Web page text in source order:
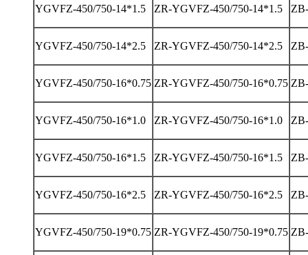
YGVFZ-450/750-14*1.5 ZR-YGVFZ-450/750-14*1.5
YGVFZ-450/750-14*2.5 ZR-YGVFZ-450/750-14*2.5
YGVFZ-450/750-16*0.75 ZR-YGVFZ-450/750-16*0.75
YGVFZ-450/750-16*1.0 ZR-YGVFZ-450/750-16*1.0
YGVFZ-450/750-16*1.5 ZR-YGVFZ-450/750-16*1.5
YGVFZ-450/750-16*2.5 ZR-YGVFZ-450/750-16*2.5
YGVFZ-450/750-19*0.75 ZR-YGVFZ-450/750-19*0.75